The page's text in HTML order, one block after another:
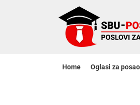
Home Oglasi za posao